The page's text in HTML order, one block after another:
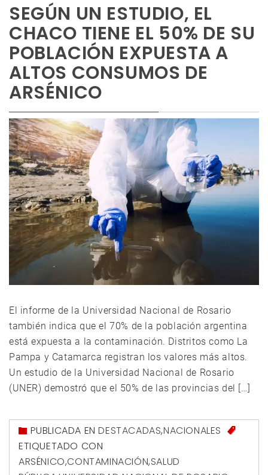
SEGÚN UN ESTUDIO, EL
CHACO TIENE EL 50% DE SU
POBLACIÓN EXPUESTA A
ALTOS CONSUMOS DE
ARSÉNICO
El informe de la Universidad Nacional de Rosario
también indica que el 70% de la población argentina
está expuesta a la contaminación. Distritos como La
Pampa y Catamarca registran los valores más altos.
Un estudio de la Universidad Nacional de Rosario
(UNER) demostró que el 50% de las provincias del […]
PUBLICADA ENDESTACADAS,NACIONALES
ETIQUETADO CON
ARSÉNICO,CONTAMINACIÓN,SALUD